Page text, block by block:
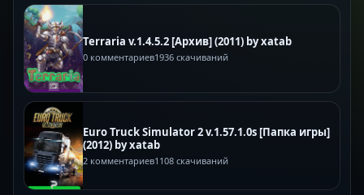
Terraria v.1.4.5.2 [Архив] (2011) by xatab
0 комментариев1936 скачиваний
Euro Truck Simulator 2 v.1.57.1.0s [Папка игры]
(2012) by xatab
2 комментариев1108 скачиваний